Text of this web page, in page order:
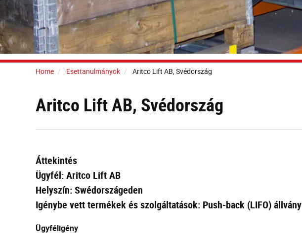
Home Esettanulmányok Aritco Lift AB, Svédország
Aritco Lift AB, Svédország
Áttekintés
Ügyfél: Aritco Lift AB
Helyszín: Swédországeden
Igénybe vett termékek és szolgáltatások: Push-back (LIFO) állvány
Ügyféligény